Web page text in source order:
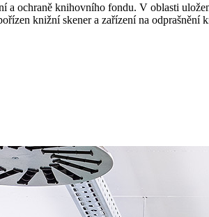
ochraně knihovního fondu. V oblasti
knižní skener a zařízení na odprašnění